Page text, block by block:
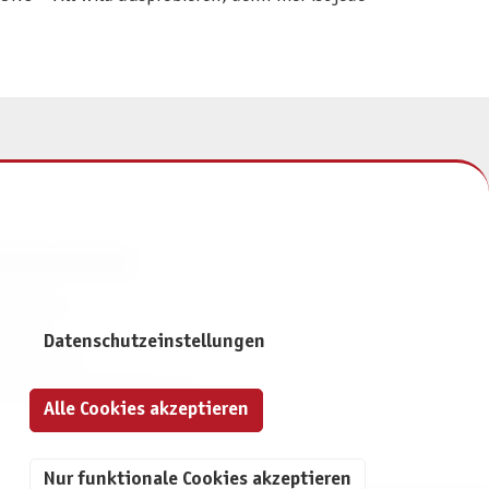
Einstellungen
Datenschutzeinstellungen
Nur funktionale Cookies akzeptieren
Alle Cookies akzeptieren